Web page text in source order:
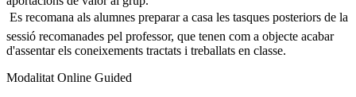
 Es recomana als alumnes preparar a casa les tasques posteriors de la
sessió recomanades pel professor, que tenen com a objecte acabar
d'assentar els coneixements tractats i treballats en classe.
Modalitat Online Guided